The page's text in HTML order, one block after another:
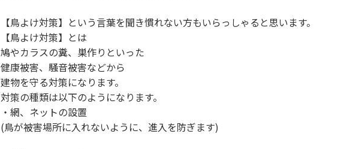
【鳥よけ対策】という言葉を聞き慣れない方もいらっしゃると思います。
【鳥よけ対策】とは
鳩やカラスの糞、巣作りといった
健康被害、騒音被害などから
建物を守る対策になります。
対策の種類は以下のようになります。
・網、ネットの設置
(鳥が被害場所に入れないように、進入を防ぎます)